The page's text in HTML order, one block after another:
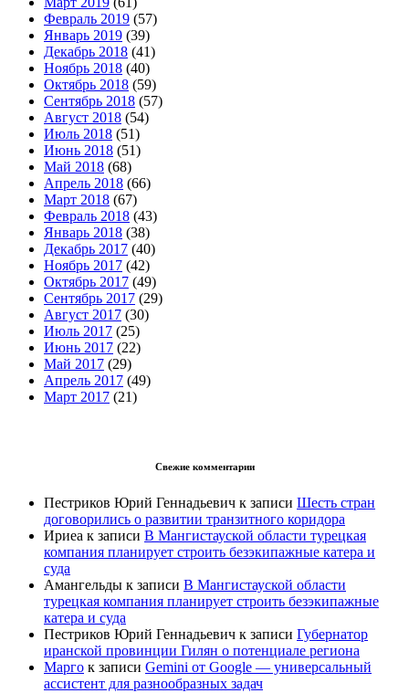
Февраль 2019 (57)
Январь 2019 (39)
Декабрь 2018 (41)
Ноябрь 2018 (40)
Октябрь 2018 (59)
Сентябрь 2018 (57)
Август 2018 (54)
Июль 2018 (51)
Июнь 2018 (51)
Май 2018 (68)
Апрель 2018 (66)
Март 2018 (67)
Февраль 2018 (43)
Январь 2018 (38)
Декабрь 2017 (40)
Ноябрь 2017 (42)
Октябрь 2017 (49)
Сентябрь 2017 (29)
Август 2017 (30)
Июль 2017 (25)
Июнь 2017 (22)
Май 2017 (29)
Апрель 2017 (49)
Март 2017 (21)
Свежие комментарии
Пестриков Юрий Геннадьевич к записи Шесть стран
договорились о развитии транзитного коридора
Ириеа к записи В Мангистауской области турецкая
компания планирует строить безэкипажные катера и
суда
Амангельды к записи В Мангистауской области
турецкая компания планирует строить безэкипажные
катера и суда
Пестриков Юрий Геннадьевич к записи Губернатор
иранской провинции Гилян о потенциале региона
Марго к записи Gemini от Google — универсальный
ассистент для разнообразных задач